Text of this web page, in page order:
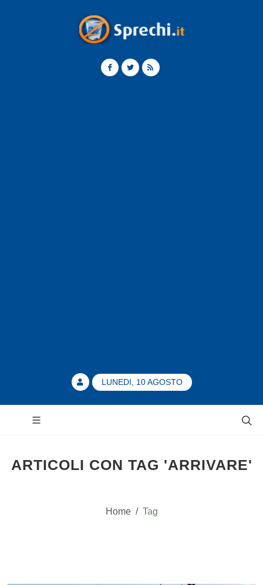
LUNEDI, 10 AGOSTO
ARTICOLI CON TAG 'ARRIVARE'
Home / Tag